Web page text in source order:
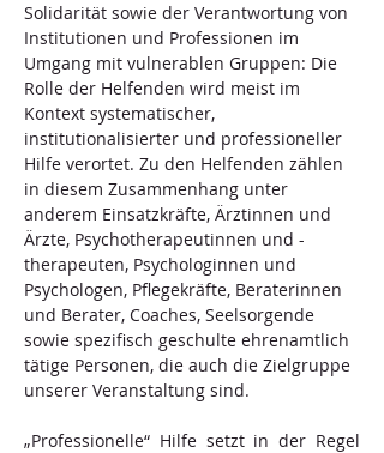
Solidarität sowie der Verantwortung von
Institutionen und Professionen im
Umgang mit vulnerablen Gruppen: Die
Rolle der Helfenden wird meist im
Kontext systematischer,
institutionalisierter und professioneller
Hilfe verortet. Zu den Helfenden zählen
in diesem Zusammenhang unter
anderem Einsatzkräfte, Ärztinnen und
Ärzte, Psychotherapeutinnen und -
therapeuten, Psychologinnen und
Psychologen, Pflegekräfte, Beraterinnen
und Berater, Coaches, Seelsorgende
sowie spezifisch geschulte ehrenamtlich
tätige Personen, die auch die Zielgruppe
unserer Veranstaltung sind.
„Professionelle“ Hilfe setzt in der Regel